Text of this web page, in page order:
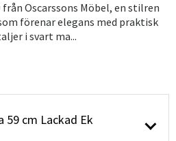
Oscarssons Möbel, en stilren
förenar elegans med praktisk
i svart ma...
59 cm Lackad Ek